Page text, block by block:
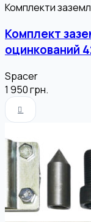
Комплекти
Комплект
оцинкований
Spacer
1 950грн.